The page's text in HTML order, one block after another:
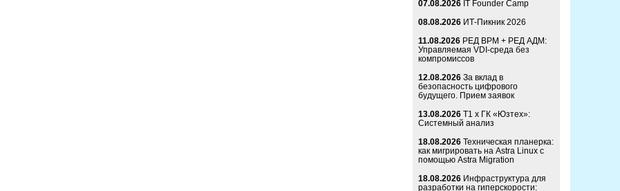
07.08.2026 IT Founder Camp
08.08.2026 ИТ-Пикник 2026
11.08.2026 РЕД ВРМ + РЕД АДМ:
Управляемая VDI-среда без
компромиссов
12.08.2026 За вклад в
безопасность цифрового
будущего. Прием заявок
13.08.2026 Т1 x ГК «Юзтех»:
Системный анализ
18.08.2026 Техническая планерка:
как мигрировать на Astra Linux с
помощью Astra Migration
18.08.2026 Инфраструктура для
разработки на гиперскорости: